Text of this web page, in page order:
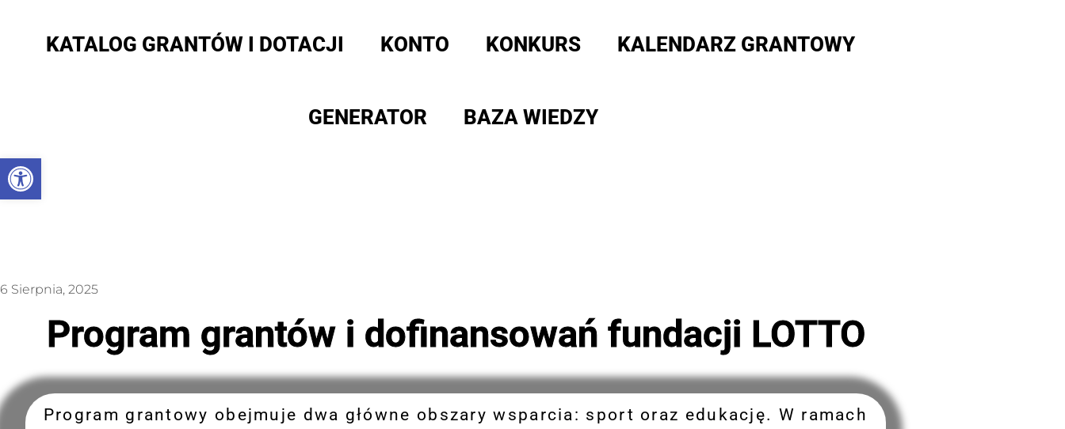
Otwórz pasek narzędzi
KATALOG GRANTÓW I DOTACJI KONTO KONKURS KALENDARZ GRANTOWY
GENERATOR BAZA WIEDZY
6 Sierpnia, 2025
Program grantów i dofinansowań fundacji LOTTO
Program grantowy obejmuje dwa główne obszary wsparcia: sport oraz edukację. W ramach